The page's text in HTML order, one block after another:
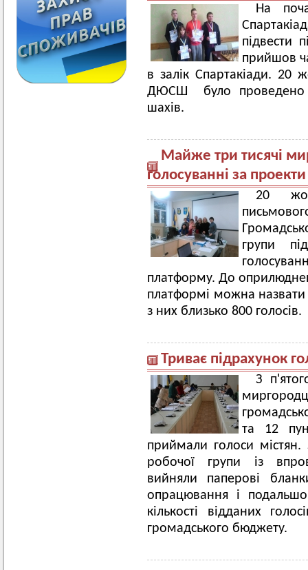
На
підвести
прийшов
в залік Спартакіади. 20
ДЮСШ було проведено
шахів.
Майже три тисячі
голосуванні за
20
групи
платформу. До
платформі можна
з них близько 800 голосів.
Триває підрахунок
З
та 12
приймали голоси
робочої групи із
вийняли паперові
опрацювання і
кількості відданих
громадського бюджету.